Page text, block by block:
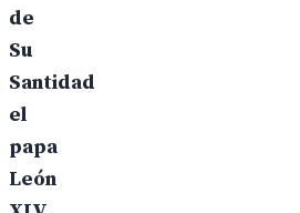
de
Su
Santidad
el
papa
León